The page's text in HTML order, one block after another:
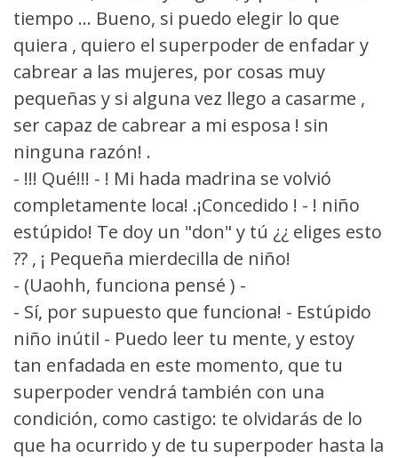
tiempo ... Bueno, si puedo elegir lo que
quiera , quiero el superpoder de enfadar y
cabrear a las mujeres, por cosas muy
pequeñas y si alguna vez llego a casarme ,
ser capaz de cabrear a mi esposa ! sin
ninguna razón! .
- !!! Qué!!! - ! Mi hada madrina se volvió
completamente loca! .¡Concedido ! - ! niño
estúpido! Te doy un "don" y tú ¿¿ eliges esto
?? , ¡ Pequeña mierdecilla de niño!
- (Uaohh, funciona pensé ) -
- Sí, por supuesto que funciona! - Estúpido
niño inútil - Puedo leer tu mente, y estoy
tan enfadada en este momento, que tu
superpoder vendrá también con una
condición, como castigo: te olvidarás de lo
que ha ocurrido y de tu superpoder hasta la